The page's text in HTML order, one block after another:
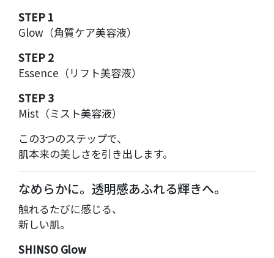
STEP 1
Glow（角質ケア美容液）
STEP 2
Essence（リフト美容液）
STEP 3
Mist（ミスト美容液）
この3つのステップで、
肌本来の美しさを引き出します。
なめらかに。透明感あふれる輝きへ。
触れるたびに感じる、
新しい肌。
SHINSO Glow